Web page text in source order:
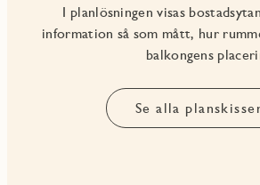
I planlösningen visas
information så som mått, hur
balkongens
Se alla